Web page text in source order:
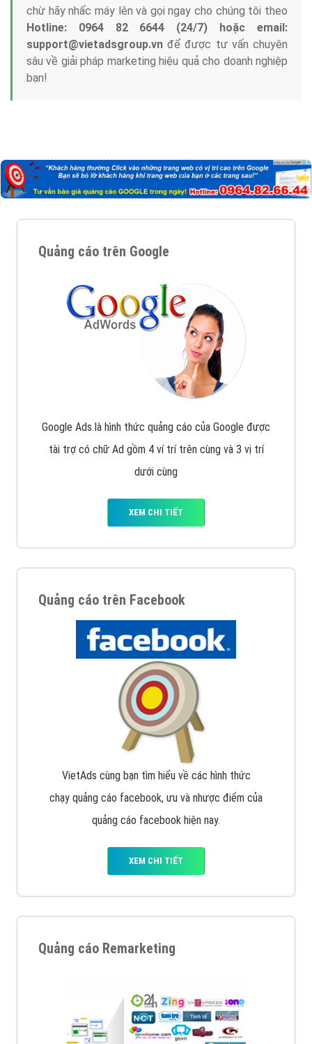
chừ hãy nhấc máy lên và gọi ngay cho chúng tôi theo
Hotline: 0964 82 6644 (24/7) hoặc email:
support@vietadsgroup.vn để được tư vấn chuyên
sâu về giải pháp marketing hiệu quả cho doanh nghiệp
bạn!
Quảng cáo trên Google
Google Ads là hình thức quảng cáo của Google được
tài trợ có chữ Ad gồm 4 ví trí trên cùng và 3 vị trí
dưới cùng
XEM CHI TIẾT
Quảng cáo trên Facebook
VietAds cùng bạn tìm hiểu về các hình thức
chạy quảng cáo facebook, ưu và nhược điểm của
quảng cáo facebook hiện nay.
XEM CHI TIẾT
Quảng cáo Remarketing